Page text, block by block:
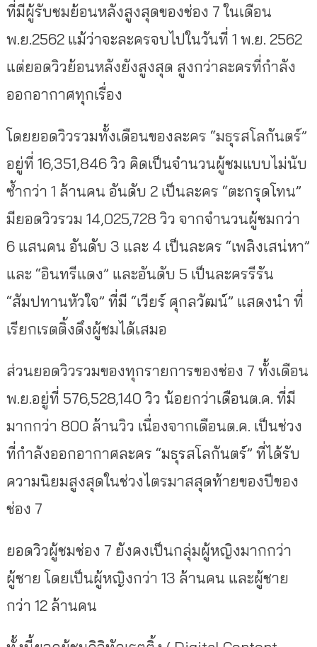
ที่มีผู้รับชมย้อนหลังสูงสุดของช่อง 7 ในเดือน
พ.ย.2562 แม้ว่าจะละครจบไปในวันที่ 1 พ.ย. 2562
แต่ยอดวิวย้อนหลังยังสูงสุด สูงกว่าละครที่กำลัง
ออกอากาศทุกเรื่อง
โดยยอดวิวรวมทั้งเดือนของละคร “มธุรสโลกันตร์”
อยู่ที่ 16,351,846 วิว คิดเป็นจำนวนผู้ชมแบบไม่นับ
ซ้ำกว่า 1 ล้านคน อันดับ 2 เป็นละคร “ตะกรุดโทน”
มียอดวิวรวม 14,025,728 วิว จากจำนวนผู้ชมกว่า
6 แสนคน อันดับ 3 และ 4 เป็นละคร “เพลิงเสน่หา”
และ “อินทรีแดง” และอันดับ 5 เป็นละครรีรัน
“สัมปทานหัวใจ” ที่มี “เวียร์ ศุกลวัฒน์” แสดงนำ ที่
เรียกเรตติ้งดึงผู้ชมได้เสมอ
ส่วนยอดวิวรวมของทุกรายการของช่อง 7 ทั้งเดือน
พ.ย.อยู่ที่ 576,528,140 วิว น้อยกว่าเดือนต.ค. ที่มี
มากกว่า 800 ล้านวิว เนื่องจากเดือนต.ค. เป็นช่วง
ที่กำลังออกอากาศละคร “มธุรสโลกันตร์” ที่ได้รับ
ความนิยมสูงสุดในช่วงไตรมาสสุดท้ายของปีของ
ช่อง 7
ยอดวิวผู้ชมช่อง 7 ยังคงเป็นกลุ่มผู้หญิงมากกว่า
ผู้ชาย โดยเป็นผู้หญิงกว่า 13 ล้านคน และผู้ชาย
กว่า 12 ล้านคน